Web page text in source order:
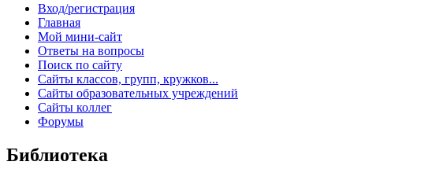
Вход/регистрация
Главная
Мой мини-сайт
Ответы на вопросы
Поиск по сайту
Сайты классов, групп, кружков...
Сайты образовательных учреждений
Сайты коллег
Форумы
Библиотека